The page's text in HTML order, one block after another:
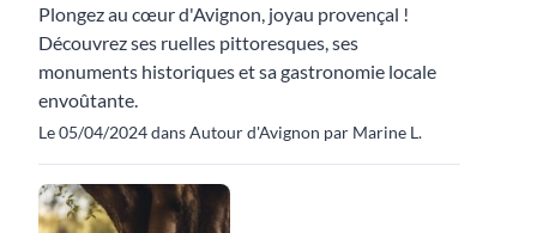
Plongez au cœur d'Avignon, joyau provençal !
Découvrez ses ruelles pittoresques, ses
monuments historiques et sa gastronomie locale
envoûtante.
Le 05/04/2024 dans Autour d'Avignon par Marine L.